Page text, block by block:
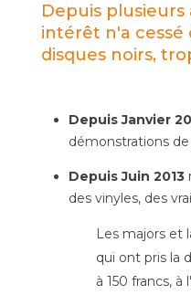
Depuis
intérêt n'a
disques noirs,
Depuis Janvier
démonstrations
Depuis Juin 2013
des vinyles, des
Les majors et
qui ont pris la
à 150 francs,